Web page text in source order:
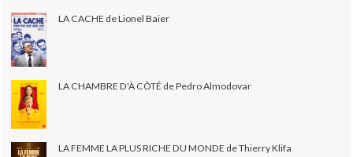
LA CACHE de Lionel Baier
LA CHAMBRE D'À CÔTÉ de Pedro Almodovar
LA FEMME LA PLUS RICHE DU MONDE de Thierry Klifa